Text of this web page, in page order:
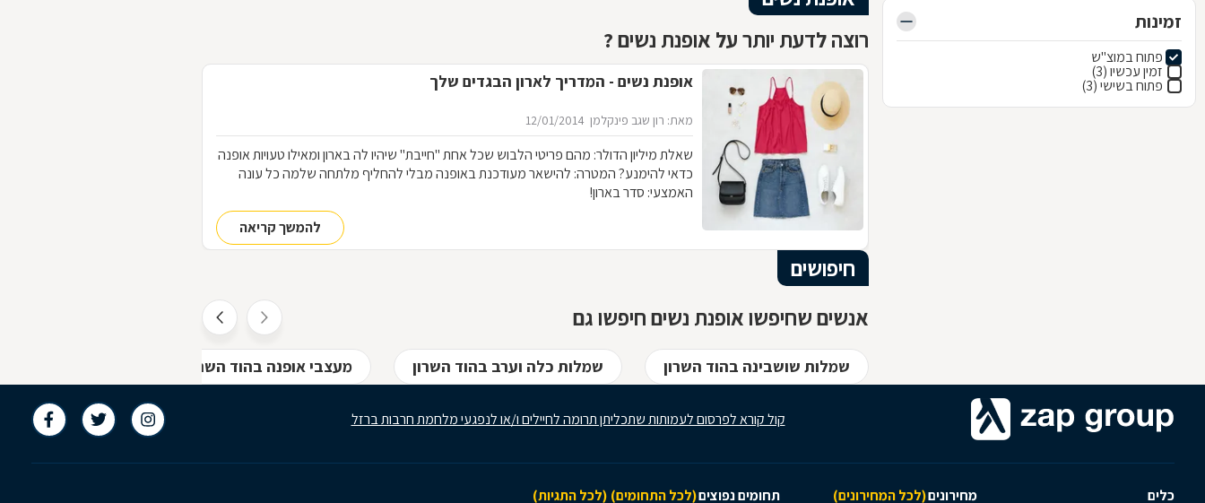
זמינות
פתוח במוצ"ש
זמין עכשיו (3)
פתוח בשישי (3)
רוצה לדעת יותר על אופנת נשים ?
אופנת נשים - המדריך לארון הבגדים שלך
מאת: רון שגב פינקלמן 12/01/2014
שאלת מיליון הדולר: מהם פריטי הלבוש שכל אחת "חייבת" שיהיו לה בארון ומאילו טעויות אופנה
כדאי להימנע? המטרה: להישאר מעודכנת באופנה מבלי להחליף מלתחה שלמה כל עונה
האמצעי: סדר בארון!
להמשך קריאה
חיפושים
אנשים שחיפשו אופנת נשים חיפשו גם
שמלות שושבינה בהוד השרון שמלות כלה וערב בהוד השרון מעצבי אופנה בהוד השרון
קול קורא לפרסום לעמותות שתכליתן תרומה לחיילים ו/או לנפגעי מלחמת חרבות ברזל
כלים מחירונים(לכל המחירונים) תחומים נפוצים(לכל התחומים) (לכל התגיות)